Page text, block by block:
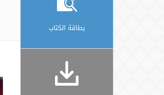
بطاقة الكتاب